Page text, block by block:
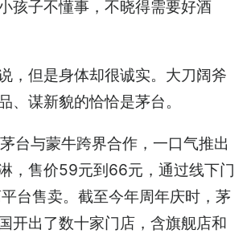
孩子不懂事，不晓得需要好酒
，但是身体却很诚实。大刀阔斧
、谋新貌的恰恰是茅台。
台与蒙牛跨界合作，一口气推出
，售价59元到66元，通过线下门
台售卖。截至今年周年庆时，茅
开出了数十家门店，含旗舰店和